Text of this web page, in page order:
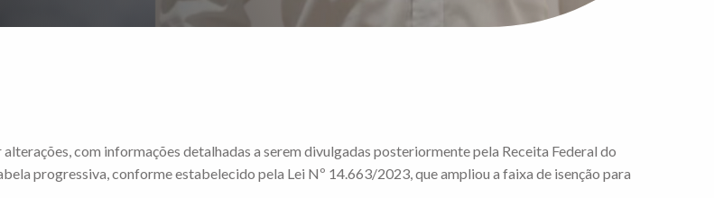
com informações detalhadas a serem divulgadas posteriormente pela Receita Federal do
progressiva, conforme estabelecido pela Lei Nº 14.663/2023, que ampliou a faixa de isenção para